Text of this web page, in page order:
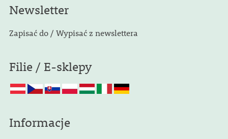
Newsletter
Zapisać do / Wypisać z newslettera
Filie / E-sklepy
Informacje